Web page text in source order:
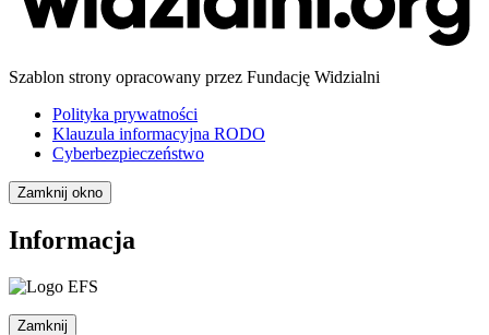
Szablon strony opracowany przez Fundację Widzialni
Polityka prywatności
Klauzula informacyjna RODO
Cyberbezpieczeństwo
Zamknij okno
Informacja
Zamknij